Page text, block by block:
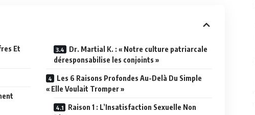
Et
Dr. Martial K. : « Notre culture patriarcale
déresponsabilise les conjoints »
Les 6 Raisons Profondes Au-Delà Du Simple
« Elle Voulait Tromper »
Raison 1 : L’Insatisfaction Sexuelle Non